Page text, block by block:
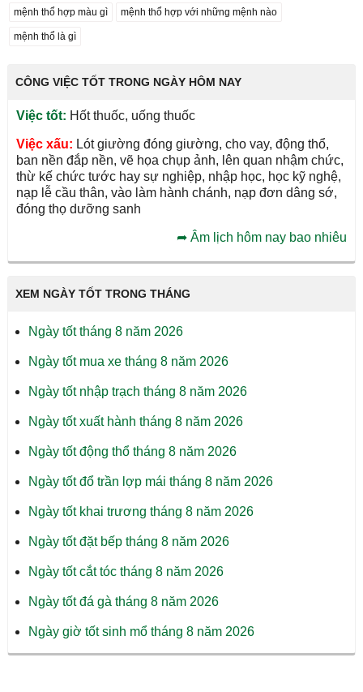
mệnh thổ hợp màu gì mệnh thổ hợp với những mệnh nào
mệnh thổ là gì
CÔNG VIỆC TỐT TRONG NGÀY HÔM NAY
Việc tốt: Hốt thuốc, uống thuốc
Việc xấu: Lót giường đóng giường, cho vay, động thổ,
ban nền đắp nền, vẽ họa chụp ảnh, lên quan nhậm chức,
thừ kế chức tước hay sự nghiệp, nhập học, học kỹ nghệ,
nạp lễ cầu thân, vào làm hành chánh, nạp đơn dâng sớ,
đóng thọ dưỡng sanh
➦Âm lịch hôm nay bao nhiêu
XEM NGÀY TỐT TRONG THÁNG
Ngày tốt tháng 8 năm 2026
Ngày tốt mua xe tháng 8 năm 2026
Ngày tốt nhập trạch tháng 8 năm 2026
Ngày tốt xuất hành tháng 8 năm 2026
Ngày tốt động thổ tháng 8 năm 2026
Ngày tốt đổ trần lợp mái tháng 8 năm 2026
Ngày tốt khai trương tháng 8 năm 2026
Ngày tốt đặt bếp tháng 8 năm 2026
Ngày tốt cắt tóc tháng 8 năm 2026
Ngày tốt đá gà tháng 8 năm 2026
Ngày giờ tốt sinh mổ tháng 8 năm 2026